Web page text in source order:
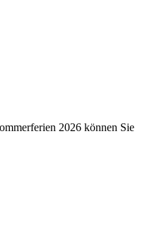
2026 können Sie